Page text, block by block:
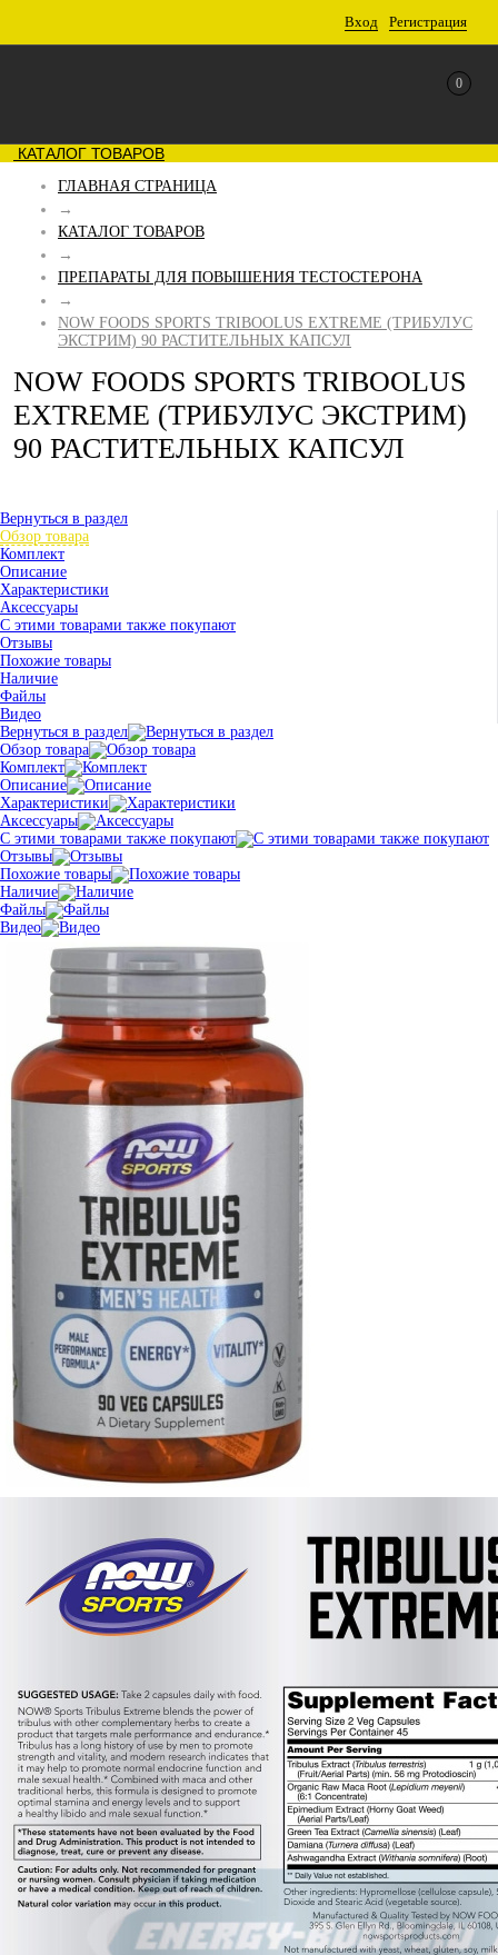
Вход Регистрация
0
КАТАЛОГ ТОВАРОВ
ГЛАВНАЯ СТРАНИЦА
→
КАТАЛОГ ТОВАРОВ
→
ПРЕПАРАТЫ ДЛЯ ПОВЫШЕНИЯ ТЕСТОСТЕРОНА
→
NOW FOODS SPORTS TRIBOOLUS EXTREME (ТРИБУЛУС
ЭКСТРИМ) 90 РАСТИТЕЛЬНЫХ КАПСУЛ
NOW FOODS SPORTS TRIBOOLUS
EXTREME (ТРИБУЛУС ЭКСТРИМ)
90 РАСТИТЕЛЬНЫХ КАПСУЛ
Вернуться в раздел
Обзор товара
Комплект
Описание
Характеристики
Аксессуары
С этими товарами также покупают
Отзывы
Похожие товары
Наличие
Файлы
Видео
Вернуться в раздел
Обзор товара
Комплект
Описание
Характеристики
Аксессуары
С этими товарами также покупают
Отзывы
Похожие товары
Наличие
Файлы
Видео